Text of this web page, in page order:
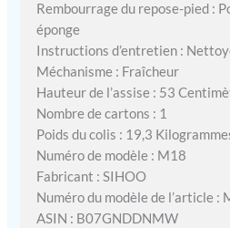
Rembourrage du repose-pied :
éponge
Instructions d’entretien :
Méchanisme : Fraîcheur
Hauteur de l’assise : 53
Nombre de cartons : 1
Poids du colis : 19,3
Numéro de modèle : M18
Fabricant : SIHOO
Numéro du modèle de l’article :
ASIN : B07GNDDNMW